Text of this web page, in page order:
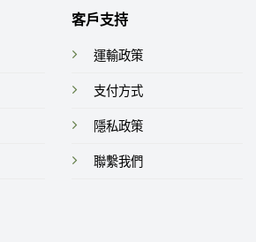
客戶支持
運輸政策
支付方式
隱私政策
聯繫我們